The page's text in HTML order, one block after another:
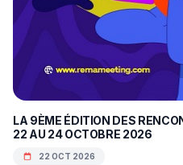
LA 9ÈME ÉDITION DES
22 AU 24 OCTOBRE 2026
22 OCT 2026